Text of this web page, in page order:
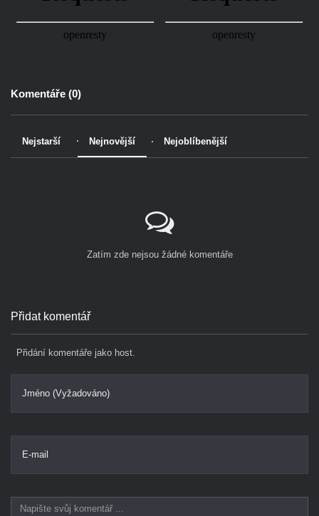
Komentáře (0)
Nejstarší Nejnovější Nejoblíbenější
Zatím zde nejsou žádné komentáře
Přidat komentář
Přidání komentáře jako host.
Jméno (Vyžadováno)
E-mail